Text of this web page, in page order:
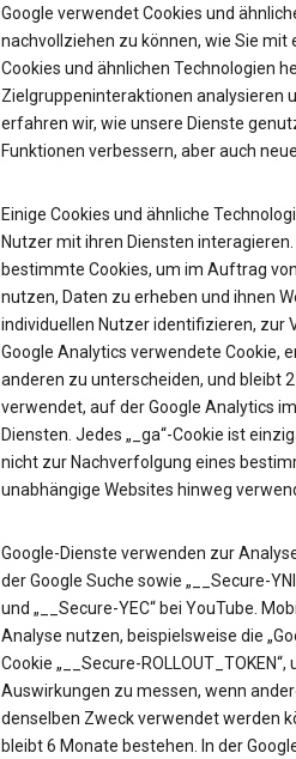
Google verwendet Cookies und
nachvollziehen zu können, wie Sie
Cookies und ähnlichen Technologien
Zielgruppeninteraktionen analysieren
erfahren wir, wie unsere Dienste
Funktionen verbessern, aber auch
Einige Cookies und ähnliche
Nutzer mit ihren Diensten interagieren.
bestimmte Cookies, um im Auftrag
nutzen, Daten zu erheben und ihnen
individuellen Nutzer identifizieren, zur
Google Analytics verwendete Cookie,
anderen zu unterscheiden, und bleibt
verwendet, auf der Google Analytics
Diensten. Jedes „_ga“-Cookie ist
nicht zur Nachverfolgung eines
unabhängige Websites hinweg
Google-Dienste verwenden zur Analyse
der Google Suche sowie „__Secure-
und „__Secure-YEC“ bei YouTube.
Analyse nutzen, beispielsweise die
Cookie „__Secure-
Auswirkungen zu messen, wenn
denselben Zweck verwendet werden
bleibt 6 Monate bestehen. In der